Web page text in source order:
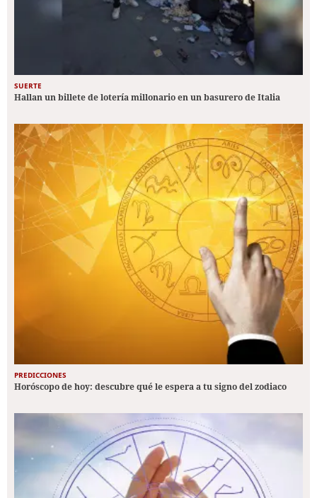
SUERTE
Hallan un billete de lotería millonario en un basurero de Italia
PREDICCIONES
Horóscopo de hoy: descubre qué le espera a tu signo del zodiaco